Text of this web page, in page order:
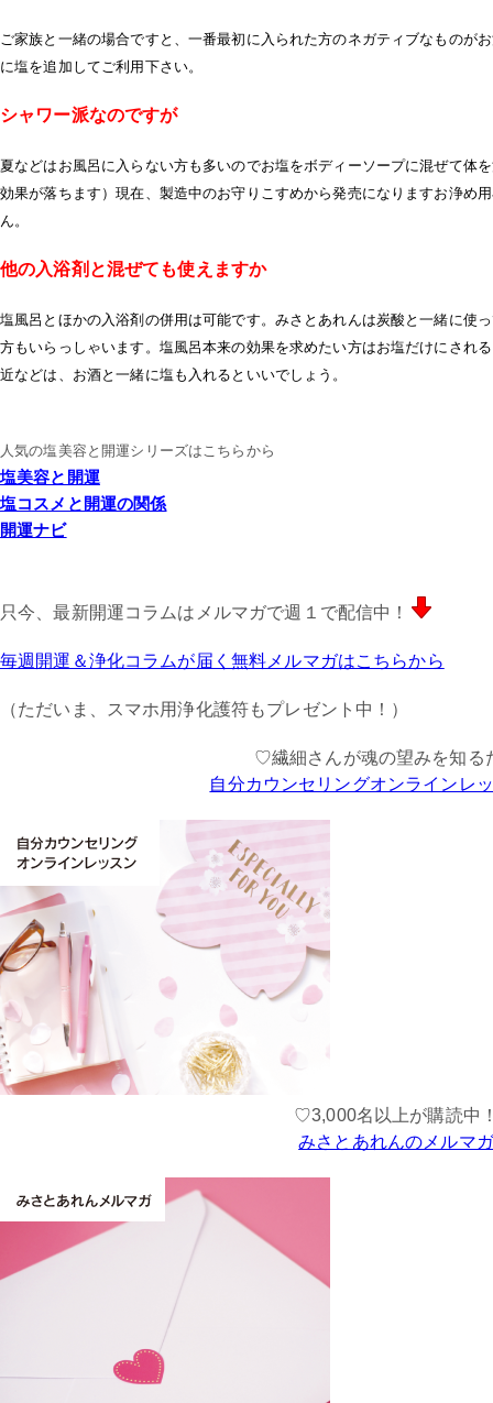
ご家族と一緒の場合ですと、一番最初に入られた方のネガティブなものが
に塩を追加してご利用下さい。
シャワー派なのですが
夏などはお風呂に入らない方も多いのでお塩をボディーソープに混ぜて体
効果が落ちます）現在、製造中のお守りこすめから発売になりますお浄め
ん。
他の入浴剤と混ぜても使えますか
塩風呂とほかの入浴剤の併用は可能です。みさとあれんは炭酸と一緒に使
方もいらっしゃいます。塩風呂本来の効果を求めたい方はお塩だけにされ
近などは、お酒と一緒に塩も入れるといいでしょう。
人気の塩美容と開運シリーズはこちらから
塩美容と開運
塩コスメと開運の関係
開運ナビ
只今、最新開運コラムはメルマガで週１で配信中！
毎週開運＆浄化コラムが届く無料メルマガはこちらから
（ただいま、スマホ用浄化護符もプレゼント中！）
♡繊細さんが魂の望みを知る
自分カウンセリングオンラインレ
♡3,000名以上が購読中
みさとあれんのメルマガ